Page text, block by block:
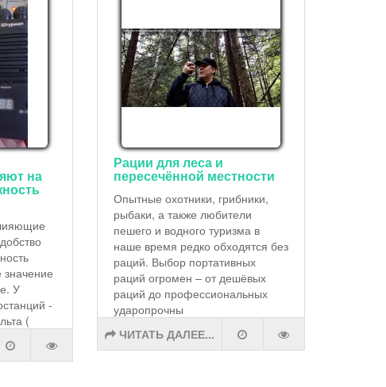
на
У
-
(
Рации для леса и
пересечённой местности
Опытные охотники, грибники,
рыбаки, а также любители
пешего и водного туризма в
наше время редко обходятся без
раций. Выбор портативных
раций огромен – от дешёвых
раций до профессиональных
ударопрочны
ЧИТАТЬ ДАЛЕЕ...